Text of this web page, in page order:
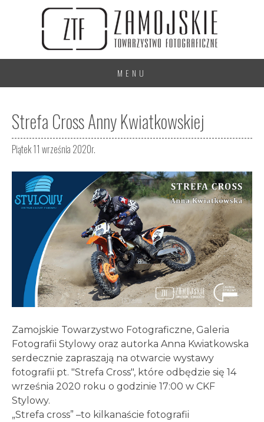
MENU
Strefa Cross Anny Kwiatkowskiej
Piątek 11 września 2020r.
Zamojskie Towarzystwo Fotograficzne, Galeria
Fotografii Stylowy oraz autorka Anna Kwiatkowska
serdecznie zapraszają na otwarcie wystawy
fotografii pt. "Strefa Cross", które odbędzie się 14
września 2020 roku o godzinie 17:00 w CKF
Stylowy.
„Strefa cross” –to kilkanaście fotografii